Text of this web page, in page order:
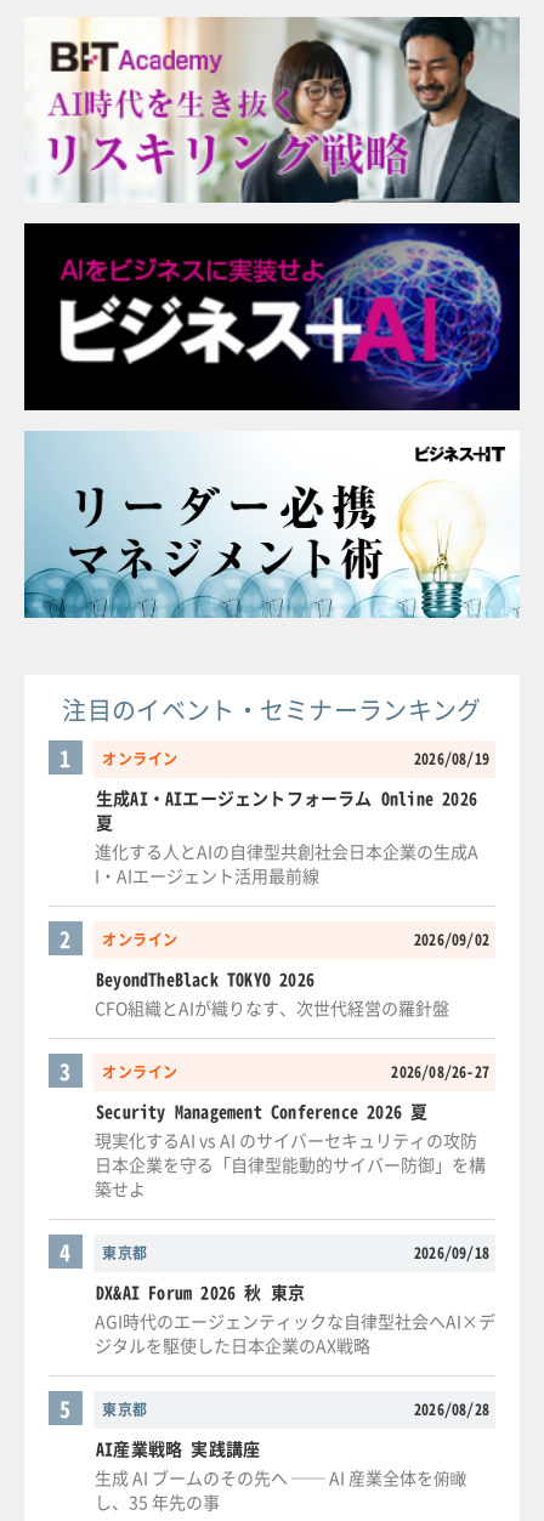
注目のイベント・セミナーランキング
オンライン 2026/08/19
1
生成AI・AIエージェントフォーラム Online 2026
夏
進化する人とAIの自律型共創社会日本企業の生成A
I・AIエージェント活用最前線
オンライン 2026/09/02
2
BeyondTheBlack TOKYO 2026
CFO組織とAIが織りなす、次世代経営の羅針盤
オンライン 2026/08/26-27
3
Security Management Conference 2026 夏
現実化するAI vs AI のサイバーセキュリティの攻防
日本企業を守る「自律型能動的サイバー防御」を構
築せよ
東京都 2026/09/18
4
DX&AI Forum 2026 秋 東京
AGI時代のエージェンティックな自律型社会へAI×デ
ジタルを駆使した日本企業のAX戦略
東京都 2026/08/28
5
AI産業戦略 実践講座
生成 AI ブームのその先へ ── AI 産業全体を俯瞰
し、35 年先の事